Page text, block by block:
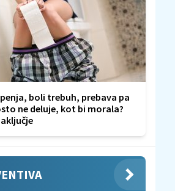
boli trebuh, prebava pa
ne deluje, kot bi morala?